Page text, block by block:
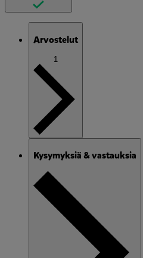
Arvostelut
1
Kysymyksiä & vastauksia